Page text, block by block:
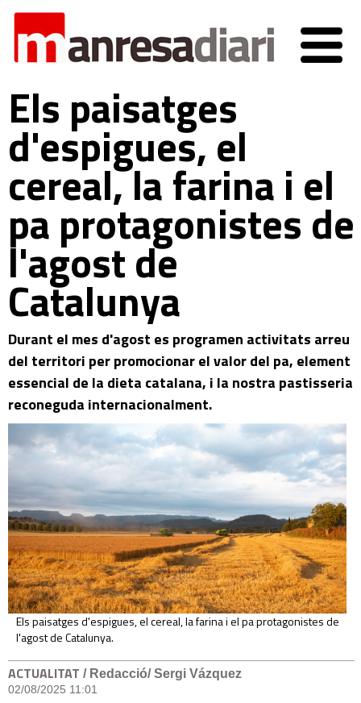
Els paisatges
d'espigues, el
cereal, la farina i el
pa protagonistes de
l'agost de
Catalunya
Durant el mes d'agost es programen activitats arreu
del territori per promocionar el valor del pa, element
essencial de la dieta catalana, i la nostra pastisseria
reconeguda internacionalment.
Els paisatges d'espigues, el cereal, la farina i el pa protagonistes de
l'agost de Catalunya.
ACTUALITAT / Redacció/ Sergi Vázquez
02/08/2025 11:01